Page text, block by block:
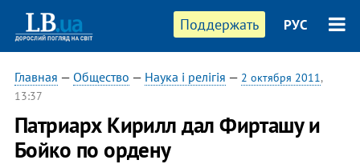
Поддержать РУС
Главная — Общество — Наука і релігія — 2 октября 2011,
13:37
Патриарх Кирилл дал Фирташу и
Бойко по ордену